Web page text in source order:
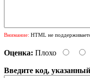
Внимание: HTML не
Оценка: Плохо
Введите код,